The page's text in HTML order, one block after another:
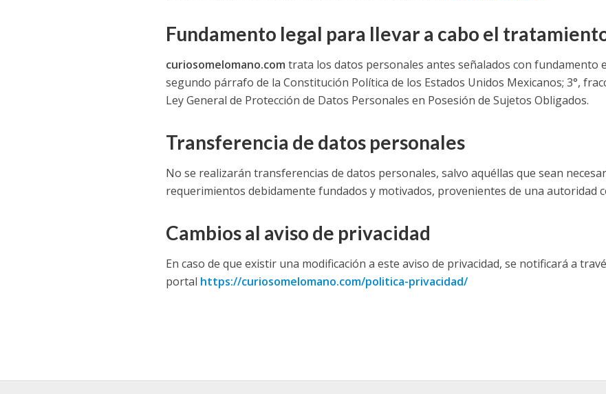
Fundamento legal para llevar a cabo el
curiosomelomano.com trata los datos personales antes señalados con fundamento
segundo párrafo de la Constitución Política de los Estados Unidos Mexicanos; 3°,
Ley General de Protección de Datos Personales en Posesión de Sujetos Obligados.
Transferencia de datos personales
No se realizarán transferencias de datos personales, salvo aquéllas que sean
requerimientos debidamente fundados y motivados, provenientes de una autoridad
Cambios al aviso de privacidad
En caso de que existir una modificación a este aviso de privacidad, se notificará a
portal https://curiosomelomano.com/politica-privacidad/